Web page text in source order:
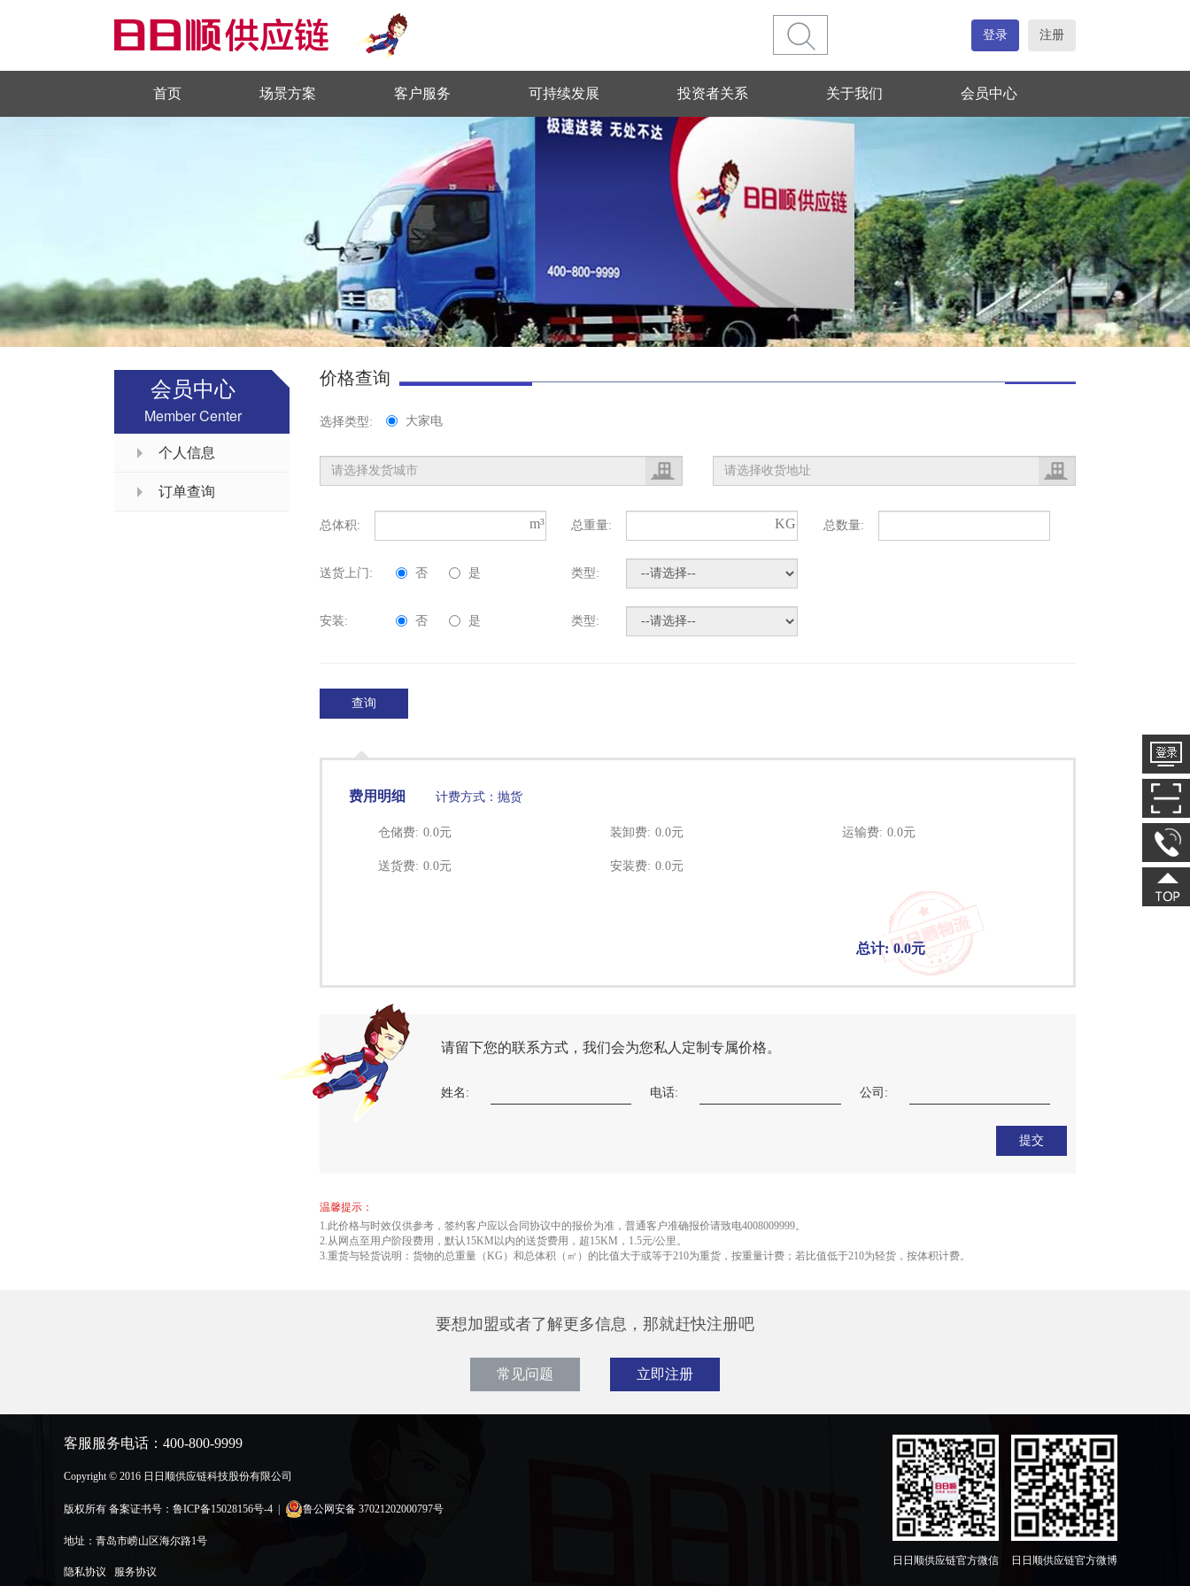
登录 注册
首页 场景方案 客户服务 可持续发展 投资者关系 关于我们 会员中心
会员中心
Member Center
个人信息
订单查询
价格查询
选择类型: 大家电
总体积: m³ 总重量: KG 总数量:
送货上门: 否 是 类型:
安装: 否 是 类型:
查询
费用明细 计费方式：抛货
仓储费: 0.0元 装卸费: 0.0元 运输费: 0.0元
送货费: 0.0元 安装费: 0.0元
总计: 0.0元
请留下您的联系方式，我们会为您私人定制专属价格。
姓名: 电话: 公司:
提交
温馨提示：
1.此价格与时效仅供参考，签约客户应以合同协议中的报价为准，普通客户准确报价请致电4008009999。
2.从网点至用户阶段费用，默认15KM以内的送货费用，超15KM，1.5元/公里。
3.重货与轻货说明：货物的总重量（KG）和总体积（㎡）的比值大于或等于210为重货，按重量计费；若比值低于210为轻货，按体积计费。
要想加盟或者了解更多信息，那就赶快注册吧
常见问题 立即注册
客服服务电话：400-800-9999
Copyright © 2016 日日顺供应链科技股份有限公司
版权所有 备案证书号：鲁ICP备15028156号-4 鲁公网安备 37021202000797号
地址：青岛市崂山区海尔路1号
隐私协议 服务协议
日日顺供应链官方微信 日日顺供应链官方微博